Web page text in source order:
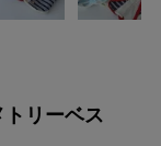
リーベス